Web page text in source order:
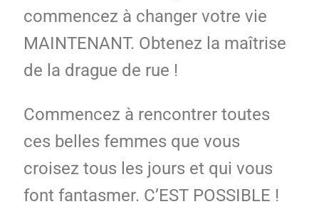
commencez à changer votre vie
MAINTENANT. Obtenez la maîtrise
de la drague de rue !
Commencez à rencontrer toutes
ces belles femmes que vous
croisez tous les jours et qui vous
font fantasmer. C’EST POSSIBLE !